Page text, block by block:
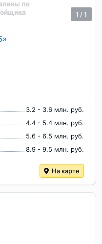
1 /1
3.2 - 3.6 млн. руб.
4.4 - 5.4 млн. руб.
5.6 - 6.5 млн. руб.
8.9 - 9.5 млн. руб.
На карте